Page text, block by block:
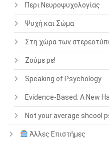
Περι Νευροψυχολογίας
Ψυχή και Σώμα
Στη χώρα των
Ζούμε ρε!
Speaking of Psychology
Evidence-Based: A New
Not your average shcool
Άλλες Επιστήμες